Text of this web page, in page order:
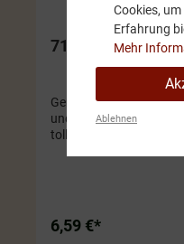
71 Orientalische
Genießen Sie die
und Myrrhe sowie
tollen Seife. Jede Seife ist liebevoll mit einem Holzteil
6,59 €*
Cookies,
Erfahrung
Mehr
Ablehnen